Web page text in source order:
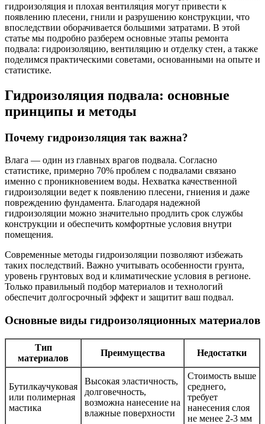
гидроизоляция и плохая вентиляция могут привести к
появлению плесени, гнили и разрушению конструкции, что
впоследствии оборачивается большими затратами. В этой
статье мы подробно разберем основные этапы ремонта
подвала: гидроизоляцию, вентиляцию и отделку стен, а также
поделимся практическими советами, основанными на опыте и
статистике.
Гидроизоляция подвала: основные
принципы и методы
Почему гидроизоляция так важна?
Влага — один из главных врагов подвала. Согласно
статистике, примерно 70% проблем с подвалами связано
именно с проникновением воды. Нехватка качественной
гидроизоляции ведет к появлению плесени, гниения и даже
повреждению фундамента. Благодаря надежной
гидроизоляции можно значительно продлить срок службы
конструкции и обеспечить комфортные условия внутри
помещения.
Современные методы гидроизоляции позволяют избежать
таких последствий. Важно учитывать особенности грунта,
уровень грунтовых вод и климатические условия в регионе.
Только правильный подбор материалов и технологий
обеспечит долгосрочный эффект и защитит ваш подвал.
Основные виды гидроизоляционных материалов
Тип
материалов
Преимущества Недостатки
Бутилкаучуковая
или полимерная
мастика
Высокая эластичность,
долговечность,
возможна нанесение на
влажные поверхности
Стоимость выше
среднего,
требует
нанесения слоя
не менее 2-3 мм